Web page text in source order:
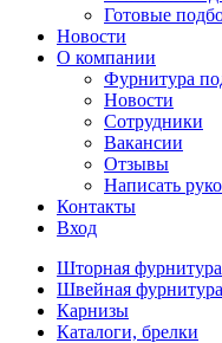
Готовые
Новости
О компании
Фурнитура
Новости
Сотрудники
Вакансии
Отзывы
Написать
Контакты
Вход
Шторная фурнитура
Швейная фурнитура
Карнизы
Каталоги, брелки